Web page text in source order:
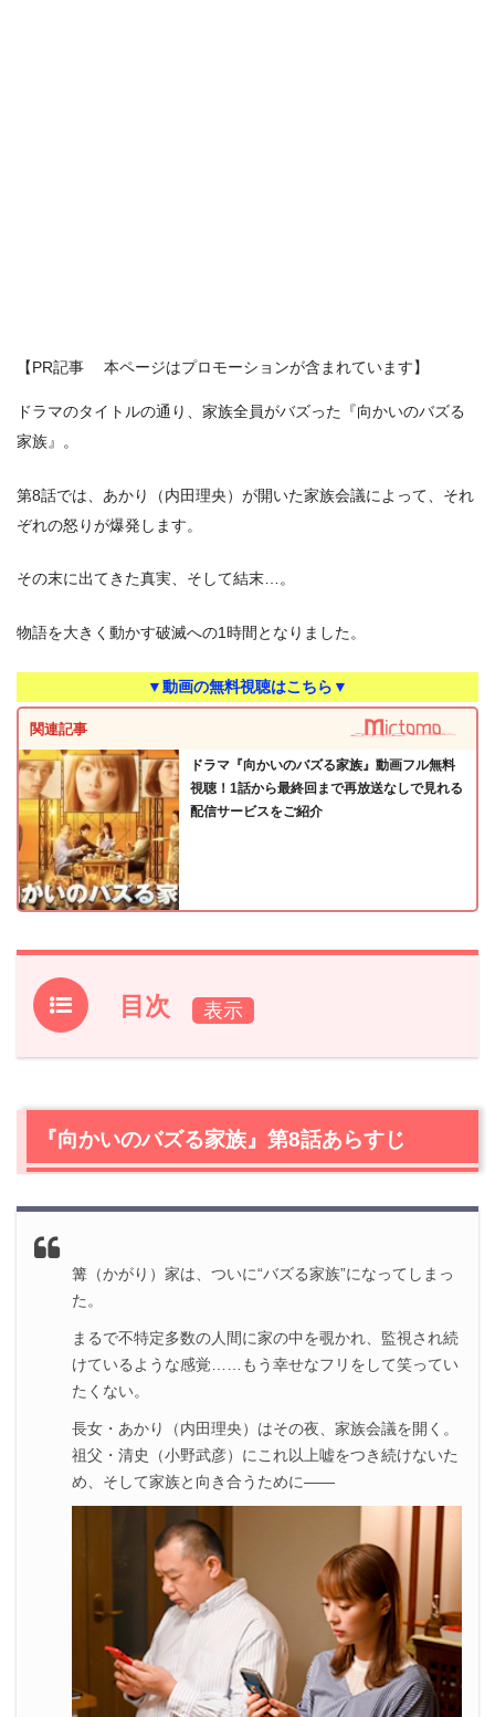
【PR記事 本ページはプロモーションが含まれています】
ドラマのタイトルの通り、家族全員がバズった『向かいのバズる
家族』。
第8話では、あかり（内田理央）が開いた家族会議によって、それ
ぞれの怒りが爆発します。
その末に出てきた真実、そして結末…。
物語を大きく動かす破滅への1時間となりました。
▼動画の無料視聴はこちら▼
関連記事
ドラマ『向かいのバズる家族』動画フル無料
視聴！1話から最終回まで再放送なしで見れる
配信サービスをご紹介
目次
1.『向かいのバズる家族』第8話あらすじ
2.1 不倫の真相が今さらわかったところで…
2.2お前がバトルフィーバーだったのか！
2.4トゥナイトスター：僕らは会わないほうがいい
3.
『向かいのバズる家族』第8話あらすじ・ネタバレ感想
まとめ
『向かいのバズる家族』第8話あらすじ
篝（かがり）家は、ついに“バズる家族”になってしまっ
た。
まるで不特定多数の人間に家の中を覗かれ、監視され続
けているような感覚……もう幸せなフリをして笑ってい
たくない。
長女・あかり（内田理央）はその夜、家族会議を開く。
祖父・清史（小野武彦）にこれ以上嘘をつき続けないた
め、そして家族と向き合うために――